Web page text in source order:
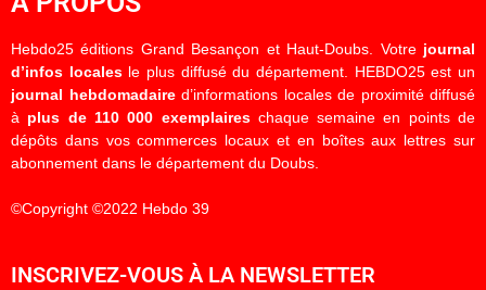
Hebdo25 éditions Grand Besançon et Haut-Doubs. Votre journal
d’infos localesle plus diffusé du département. HEBDO25 est un
journal hebdomadaired’informations locales de proximité diffusé
à plus de 110 000 exemplaireschaque semaine en points de
dépôts dans vos commerces locaux et en boîtes aux lettres sur
abonnement dans le département du Doubs.
©Copyright ©2022 Hebdo 39
INSCRIVEZ-VOUS À LA NEWSLETTER